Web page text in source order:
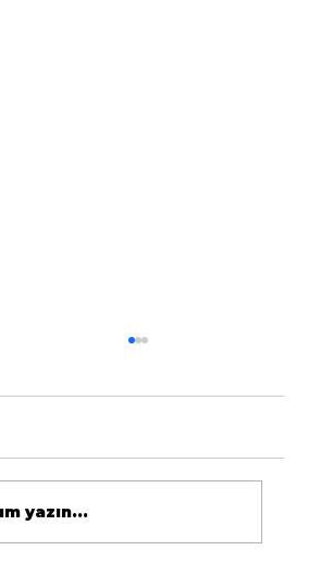
yazın...